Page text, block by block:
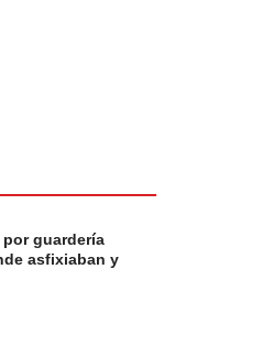
guardería
asfixiaban y